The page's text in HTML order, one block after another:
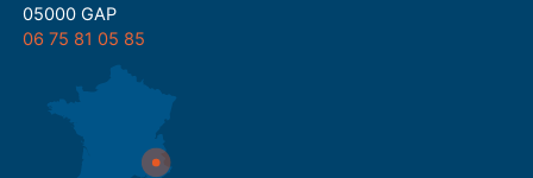
05000 GAP
06 75 81 05 85